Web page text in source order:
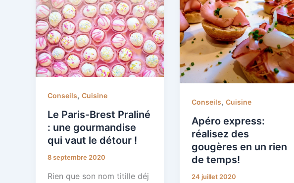
Conseils, Cuisine
Le Paris-Brest Praliné
: une gourmandise
qui vaut le détour !
8 septembre 2020
Rien que son nom titille déj
Conseils, Cuisine
Apéro express:
réalisez des
gougères en un rien
de temps!
24 juillet 2020